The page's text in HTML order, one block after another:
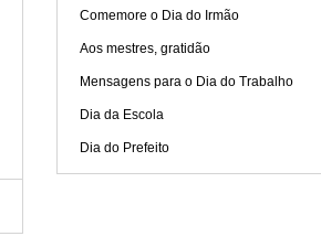
Comemore o Dia do Irmão
Aos mestres, gratidão
Mensagens para o Dia do Trabalho
Dia da Escola
Dia do Prefeito